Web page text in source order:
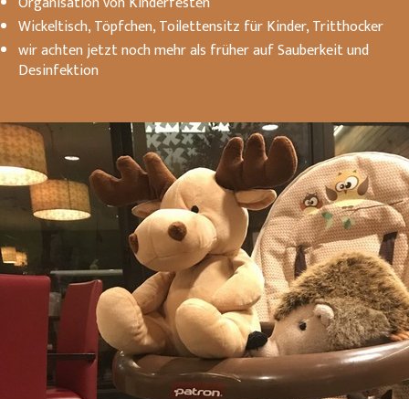
Wickeltisch, Töpfchen, Toilettensitz für Kinder, Tritthocker
wir achten jetzt noch mehr als früher auf Sauberkeit und
Desinfektion